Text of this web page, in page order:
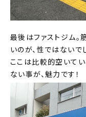
最後はファストジム。
いのが、性ではないで
ここは比較的空いて
ない事が、魅力です！